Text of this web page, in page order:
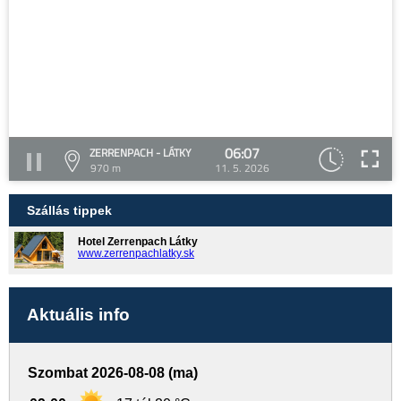
ZERRENPACH - LÁTKY
970 m
06:07
11. 5. 2026
Szállás tippek
Hotel Zerrenpach Látky
www.zerrenpachlatky.sk
Aktuális info
Szombat 2026-08-08 (ma)